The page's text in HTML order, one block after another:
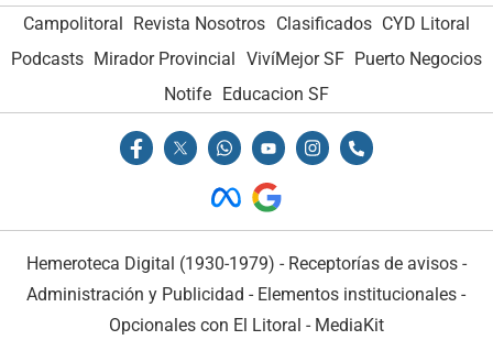
Campolitoral Revista Nosotros Clasificados CYD Litoral
Podcasts Mirador Provincial VivíMejor SF Puerto Negocios
Notife
Educacion SF
Hemeroteca Digital (1930-1979) - Receptorías de avisos -
Administración y Publicidad - Elementos institucionales -
Opcionales con El Litoral - MediaKit